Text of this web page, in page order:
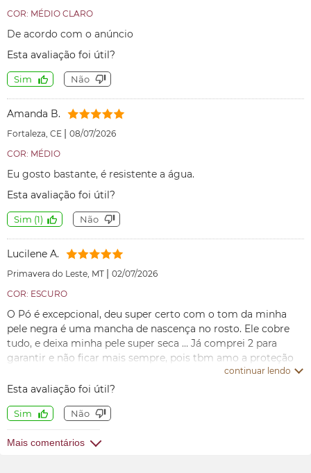
COR: MÉDIO CLARO
De acordo com o anúncio
Esta avaliação foi útil?
Sim Não
Amanda B.
Fortaleza, CE | 08/07/2026
COR: MÉDIO
Eu gosto bastante, é resistente a água.
Esta avaliação foi útil?
Sim (1) Não
Lucilene A.
Primavera do Leste, MT | 02/07/2026
COR: ESCURO
O Pó é excepcional, deu super certo com o tom da minha
pele negra é uma mancha de nascença no rosto. Ele cobre
tudo, e deixa minha pele super seca … Já comprei 2 para
garantir e não ficar mais sempre, pois tbm amo a proteção
que ele oferece e as vitaminas existentes nele que
contribuem para retardar o envelhecimento facial . Muitas
e já estou recomendando 😄
continuar lendo
Esta avaliação foi útil?
Sim Não
Mais comentários